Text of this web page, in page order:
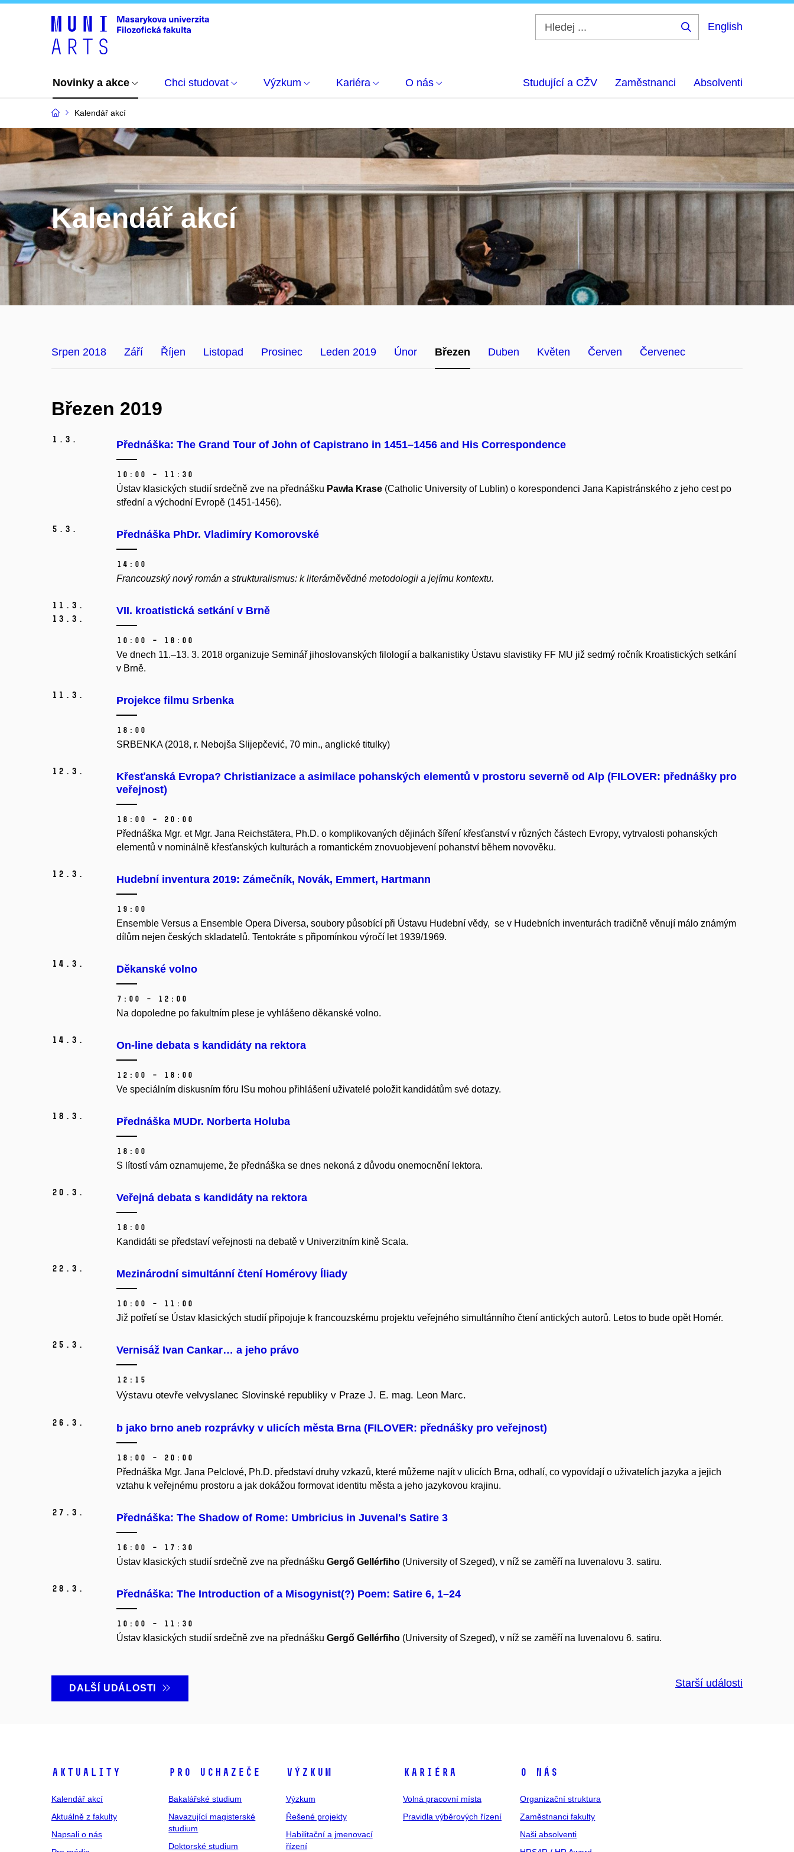
English
Novinky a akce Chci studovat Výzkum Kariéra O nás Studující a CŽV Zaměstnanci Absolventi
Kalendář akcí
Kalendář akcí
Srpen 2018 Září Říjen Listopad Prosinec Leden 2019 Únor Březen Duben Květen Červen Červenec
Březen 2019
1. 3. Přednáška: The Grand Tour of John of Capistrano in 1451–1456 and His Correspondence
10:00 – 11:30
Ústav klasických studií srdečně zve na přednášku Pawła Krase (Catholic University of Lublin) o korespondenci Jana Kapistránského z jeho cest po
střední a východní Evropě (1451-1456).
5. 3. Přednáška PhDr. Vladimíry Komorovské
14:00
Francouzský nový román a strukturalismus: k literárněvědné metodologii a jejímu kontextu.
11. 3.
13. 3.
VII. kroatistická setkání v Brně
10:00 – 18:00
Ve dnech 11.–13. 3. 2018 organizuje Seminář jihoslovanských filologií a balkanistiky Ústavu slavistiky FF MU již sedmý ročník Kroatistických setkání
v Brně.
11. 3. Projekce filmu Srbenka
18:00
SRBENKA (2018, r. Nebojša Slijepčević, 70 min., anglické titulky)
12. 3.
Křesťanská Evropa? Christianizace a asimilace pohanských elementů v prostoru severně od Alp (FILOVER: přednášky pro
veřejnost)
18:00 – 20:00
Přednáška Mgr. et Mgr. Jana Reichstätera, Ph.D. o komplikovaných dějinách šíření křesťanství v různých částech Evropy, vytrvalosti pohanských
elementů v nominálně křesťanských kulturách a romantickém znovuobjevení pohanství během novověku.
12. 3. Hudební inventura 2019: Zámečník, Novák, Emmert, Hartmann
19:00
Ensemble Versus a Ensemble Opera Diversa, soubory působící při Ústavu Hudební vědy, se v Hudebních inventurách tradičně věnují málo známým
dílům nejen českých skladatelů. Tentokráte s připomínkou výročí let 1939/1969.
14. 3. Děkanské volno
7:00 – 12:00
Na dopoledne po fakultním plese je vyhlášeno děkanské volno.
14. 3. On-line debata s kandidáty na rektora
12:00 – 18:00
Ve speciálním diskusním fóru ISu mohou přihlášení uživatelé položit kandidátům své dotazy.
18. 3. Přednáška MUDr. Norberta Holuba
18:00
S lítostí vám oznamujeme, že přednáška se dnes nekoná z důvodu onemocnění lektora.
20. 3. Veřejná debata s kandidáty na rektora
18:00
Kandidáti se představí veřejnosti na debatě v Univerzitním kině Scala.
22. 3. Mezinárodní simultánní čtení Homérovy Íliady
10:00 – 11:00
Již potřetí se Ústav klasických studií připojuje k francouzskému projektu veřejného simultánního čtení antických autorů. Letos to bude opět Homér.
25. 3. Vernisáž Ivan Cankar… a jeho právo
12:15
Výstavu otevře velvyslanec Slovinské republiky v Praze J. E. mag. Leon Marc.
26. 3. b jako brno aneb rozprávky v ulicích města Brna (FILOVER: přednášky pro veřejnost)
18:00 – 20:00
Přednáška Mgr. Jana Pelclové, Ph.D. představí druhy vzkazů, které můžeme najít v ulicích Brna, odhalí, co vypovídají o uživatelích jazyka a jejich
vztahu k veřejnému prostoru a jak dokážou formovat identitu města a jeho jazykovou krajinu.
27. 3. Přednáška: The Shadow of Rome: Umbricius in Juvenal's Satire 3
16:00 – 17:30
Ústav klasických studií srdečně zve na přednášku Gergő Gellérfiho (University of Szeged), v níž se zaměří na Iuvenalovu 3. satiru.
28. 3. Přednáška: The Introduction of a Misogynist(?) Poem: Satire 6, 1–24
10:00 – 11:30
Ústav klasických studií srdečně zve na přednášku Gergő Gellérfiho (University of Szeged), v níž se zaměří na Iuvenalovu 6. satiru.
DALŠÍ UDÁLOSTI Starší události
Aktuality
Kalendář akcí
Aktuálně z fakulty
Napsali o nás
Pro uchazeče
Bakalářské studium
Navazující magisterské
studium
Doktorské studium
Výzkum
Výzkum
Řešené projekty
Habilitační a jmenovací
řízení
Kariéra
Volná pracovní místa
Pravidla výběrových řízení
O nás
Organizační struktura
Zaměstnanci fakulty
Naši absolventi